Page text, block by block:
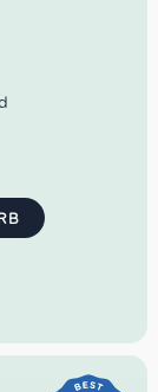
Ein
– ideal für